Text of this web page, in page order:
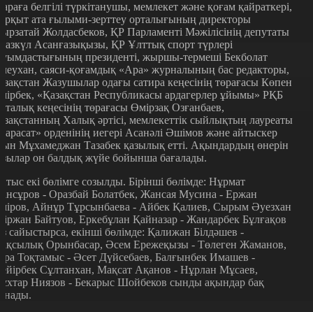
белгілі түркітанушы, мемлекет және қоғам қайраткері,
ата ғылыми-зерттеу орталығының директоры
Жолдасбеков, ҚР Парламенті Мәжілісінің депутаты
Асанғазықызы, ҚР Ұлттық спорт түрлері
президенті, жыршы-термеші Бекболат
саяси-қоғамдық «Ара» журналының бас редакторы,
Жазушылар одағы сатира кеңесінің төрағасы Көпен
«Қазақстан Республикасы ардагерлер ұйымы» РҚБ
кеңесінің төрағасы Өмірзақ Озғанбаев,
Халық әртісі, мемлекеттік сыйлықтың лауреаты
орденінің иегері Асанәлі Әшімов және айтыскер
Мұхамеджан Тазабек қазылық етті. Ақындардың өнерін
он балдық жүйе бойынша бағалады.
екі бөлімге созылды. Бірінші бөлімде: Нұрмат
- Оразбай Болатбек, Жансая Мусина - Ержан
Айнұр Тұрсынбаева - Айбек Қалиев, Сырым Әуезхан
Байтуов, Еркебұлан Қайназар - Жандарбек Бұлғақов
сайыстырса, екінші бөлімде: Қалижан Білдәшев -
Орынбасар, Әсем Ережеқызы - Төлеген Жаманов,
Тоқтамыс - Әсет Дүйсебаев, Балғынбек Имашев -
Сұлтанхан, Мақсат Ақанов - Нұрлан Мұсаев,
Ниязов - Бекарыс Шойбеков сынды ақындар бақ